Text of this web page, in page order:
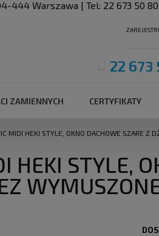
444 Warszawa | Tel: 22 673 50 80
22 673
ZAMIENNYCH CERTYFIKATY
MIDI HEKI STYLE, OKNO DACHOWE SZARE
HEKI STYLE,